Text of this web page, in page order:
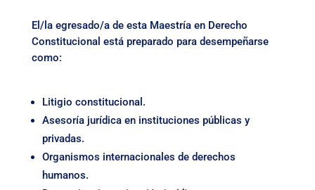
El/la egresado/a de esta Maestría en Derecho
Constitucional está preparado para desempeñarse
como:
Litigio constitucional.
Asesoría jurídica en instituciones públicas y
privadas.
Organismos internacionales de derechos
humanos.